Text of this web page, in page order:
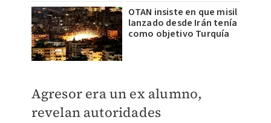
OTAN insiste en que misil
lanzado desde Irán tenía
como objetivo Turquía
Agresor era un ex alumno,
revelan autoridades